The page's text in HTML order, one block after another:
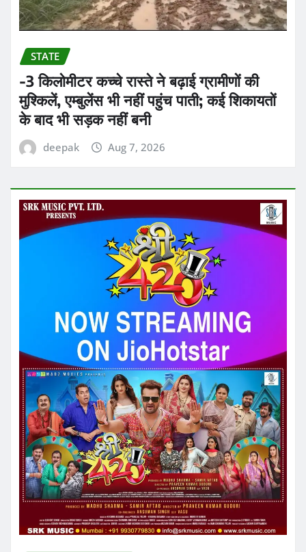
STATE
-3 किलोमीटर कच्चे रास्ते ने बढ़ाई ग्रामीणों की
मुश्किलें, एम्बुलेंस भी नहीं पहुंच पाती; कई शिकायतों
के बाद भी सड़क नहीं बनी
deepak Aug 7, 2026